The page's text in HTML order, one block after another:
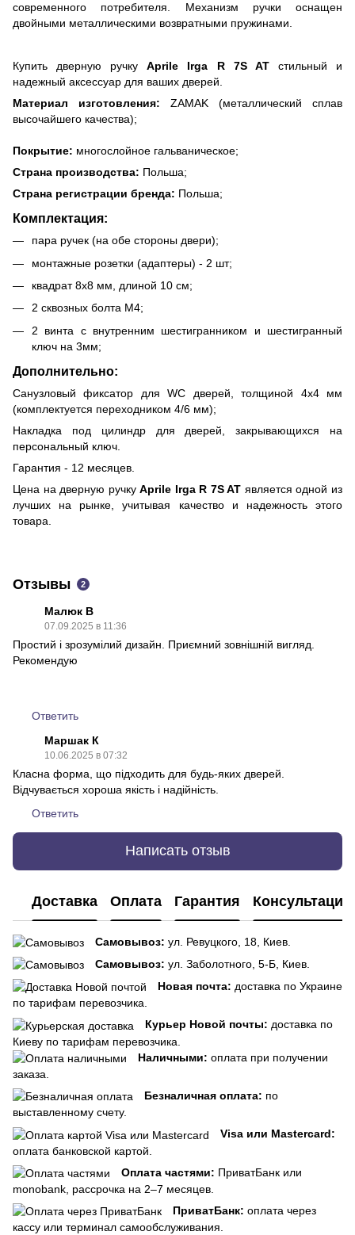
современного потребителя. Механизм ручки оснащен
двойными металлическими возвратными пружинами.
Купить дверную ручкуAprile Irga R 7S ATстильный и
надежный аксессуар для ваших дверей.
Материал изготовления: ZAMAK (металлический сплав
высочайшего качества);
Покрытие: многослойное гальваническое;
Страна производства: Польша;
Страна регистрации бренда: Польша;
Комплектация:
пара ручек (на обе стороны двери);
монтажные розетки (адаптеры) - 2 шт;
квадрат 8х8 мм, длиной 10 см;
2 сквозных болта М4;
2 винта с внутренним шестигранником и шестигранный
ключ на 3мм;
Дополнительно:
Санузловый фиксатор для WC дверей, толщиной 4х4 мм
(комплектуется переходником 4/6 мм);
Накладка под цилиндр для дверей, закрывающихся на
персональный ключ.
Гарантия - 12 месяцев.
Цена на дверную ручкуAprile Irga R 7S AT является одной из
лучших на рынке, учитывая качество и надежность этого
товара.
Отзывы 2
Малюк В
07.09.2025 в 11:36
Простий і зрозумілий дизайн. Приємний зовнішній вигляд.
Рекомендую
Ответить
Маршак К
10.06.2025 в 07:32
Класна форма, що підходить для будь-яких дверей.
Відчувається хороша якість і надійність.
Ответить
Написать отзыв
Доставка Оплата Гарантия Консультация
Самовывоз: ул. Ревуцкого, 18, Киев.
Самовывоз: ул. Заболотного, 5-Б, Киев.
Новая почта: доставка по Украине
по тарифам перевозчика.
Курьер Новой почты: доставка по
Киеву по тарифам перевозчика.
Наличными: оплата при получении
заказа.
Безналичная оплата: по
выставленному счету.
Visa или Mastercard:
оплата банковской картой.
Оплата частями: ПриватБанк или
monobank, рассрочка на 2–7 месяцев.
ПриватБанк: оплата через
кассу или терминал самообслуживания.